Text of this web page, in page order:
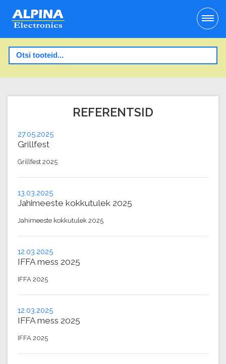
REFERENTSID
27.05.2025
Grillfest
Grillfest 2025
13.03.2025
Jahimeeste kokkutulek 2025
Jahimeeste kokkutulek 2025
12.03.2025
IFFA mess 2025
IFFA 2025
12.03.2025
IFFA mess 2025
IFFA 2025